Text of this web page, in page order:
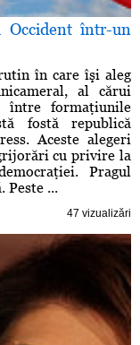
Occident într-un
în care îşi aleg
al cărui
între formaţiunile
fostă republică
Aceste alegeri
cu privire la
Pragul
Peste ...
47 vizualizări